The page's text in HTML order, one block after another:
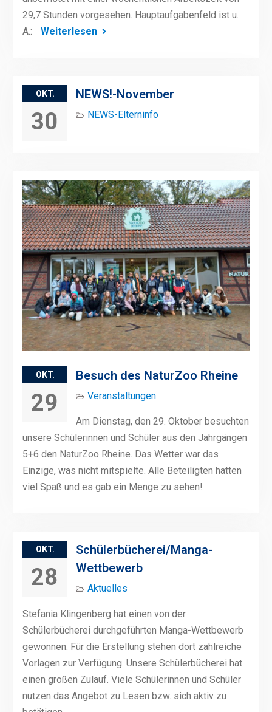
29,7 Stunden vorgesehen. Hauptaufgabenfeld ist u.
A.:
Weiterlesen
OKT.
30
NEWS!-November
NEWS-Elterninfo
OKT.
29
Besuch des NaturZoo Rheine
Veranstaltungen
Am Dienstag, den 29. Oktober besuchten
unsere Schülerinnen und Schüler aus den Jahrgängen
5+6 den NaturZoo Rheine. Das Wetter war das
Einzige, was nicht mitspielte. Alle Beteiligten hatten
viel Spaß und es gab ein Menge zu sehen!
OKT.
28
Schülerbücherei/Manga-
Wettbewerb
Aktuelles
Stefania Klingenberg hat einen von der
Schülerbücherei durchgeführten Manga-Wettbewerb
gewonnen. Für die Erstellung stehen dort zahlreiche
Vorlagen zur Verfügung. Unsere Schülerbücherei hat
einen großen Zulauf. Viele Schülerinnen und Schüler
nutzen das Angebot zu Lesen bzw. sich aktiv zu